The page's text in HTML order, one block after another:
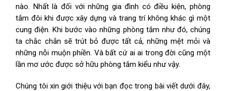
nào. Nhất là đối với những gia đình có điều kiện, phòng
tắm đôi khi được xây dựng và trang trí không khác gì một
cung điện. Khi bước vào những phòng tắm như đó, chúng
ta chắc chắn sẽ trút bỏ được tất cả, những mệt mỏi và
những nỗi muộn phiền. Và bất cứ ai ai trong đời cũng một
lần mơ ước được sở hữu phòng tắm kiểu như vậy.
Chúng tôi xin giới thiệu với bạn đọc trong bài viết dưới đây,